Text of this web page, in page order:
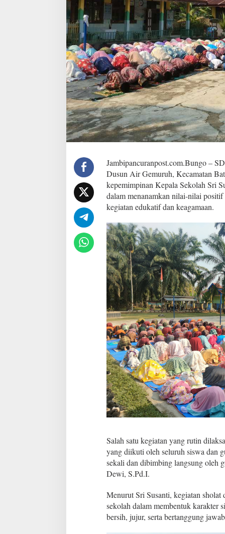
k
s
n
a
k
a
n
K
e
g
i
a
t
h
o
l
a
t
D
u
h
a
R
u
t
i
n
Jambipancuranpost.com.Bungo –
Dusun Air Gemuruh, Kecamatan
kepemimpinan Kepala Sekolah Sri
dalam menanamkan nilai-nilai
kegiatan edukatif dan keagamaan.
Salah satu kegiatan yang rutin
yang diikuti oleh seluruh siswa dan
sekali dan dibimbing langsung oleh
Dewi, S.Pd.I.
Menurut Sri Susanti, kegiatan
sekolah dalam membentuk karakter
bersih, jujur, serta bertanggung